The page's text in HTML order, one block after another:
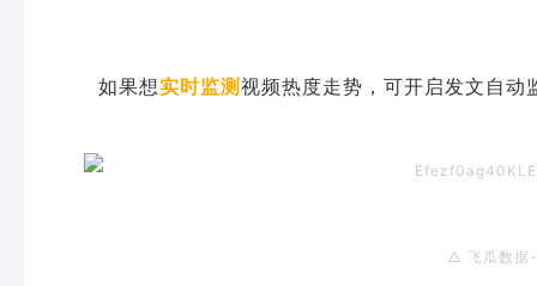
如果想实时监测 视频热度走势，可开启发文自动
△ 飞瓜数据